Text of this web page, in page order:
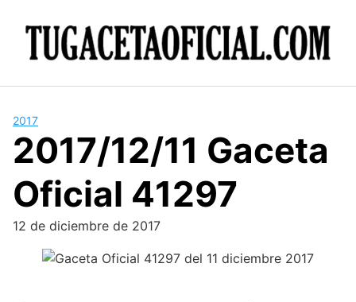
2017
2017/12/11 Gaceta
Oficial 41297
12 de diciembre de 2017